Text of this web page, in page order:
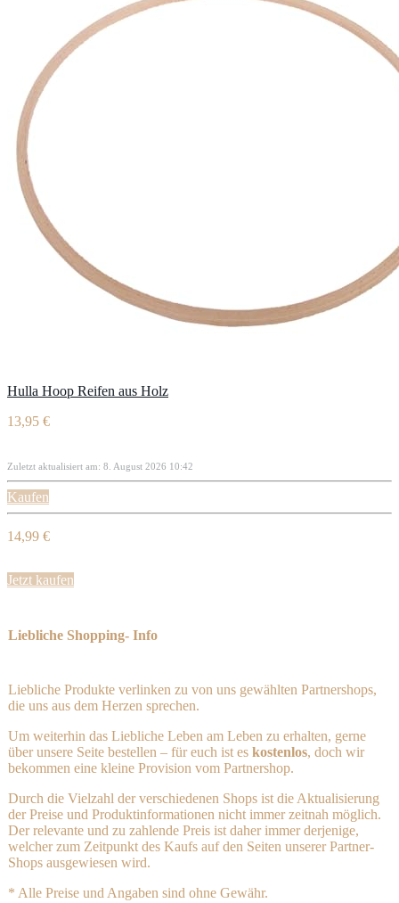
Hulla Hoop Reifen aus Holz
13,95 €
Zuletzt aktualisiert am: 8. August 2026 10:42
Kaufen
14,99 €
Jetzt kaufen
Liebliche Shopping- Info
Liebliche Produkte verlinken zu von uns gewählten Partnershops,
die uns aus dem Herzen sprechen.
Um weiterhin das Liebliche Leben am Leben zu erhalten, gerne
über unsere Seite bestellen – für euch ist es kostenlos, doch wir
bekommen eine kleine Provision vom Partnershop.
Durch die Vielzahl der verschiedenen Shops ist die Aktualisierung
der Preise und Produktinformationen nicht immer zeitnah möglich.
Der relevante und zu zahlende Preis ist daher immer derjenige,
welcher zum Zeitpunkt des Kaufs auf den Seiten unserer Partner-
Shops ausgewiesen wird.
* Alle Preise und Angaben sind ohne Gewähr.